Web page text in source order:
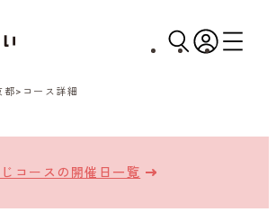
都 コース詳細
じコースの開催日一覧